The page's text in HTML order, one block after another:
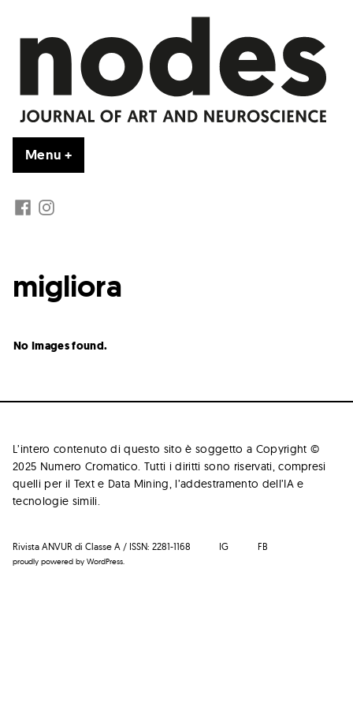
contenuto
Menu +
FB IG
migliora
No Images found.
L’intero contenuto di questo sito è soggetto a Copyright ©
2025 Numero Cromatico. Tutti i diritti sono riservati, compresi
quelli per il Text e Data Mining, l’addestramento dell’IA e
tecnologie simili.
Rivista ANVUR di Classe A / ISSN: 2281-1168 IG FB
proudly powered by WordPress.